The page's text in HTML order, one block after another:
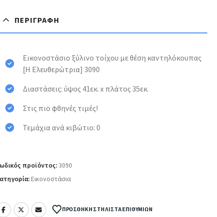
ΠΕΡΙΓΡΑΦΉ
Εικονοστάσιο ξύλινο τοίχου με θέση καντηλόκουπας
[Η Ελευθερώτρια] 3090
Διαστάσεις: ύψος 41εκ. x πλάτος 35εκ.
Στις πιο φθηνές τιμές!
Τεμάχια ανά κιβώτιο: 0
προϊόντος:3090
Εικονοστάσια
ΠΡΟΣΘΉΚΗ ΣΤΗ ΛΊΣΤΑ ΕΠΙΘΥΜΙΏΝ